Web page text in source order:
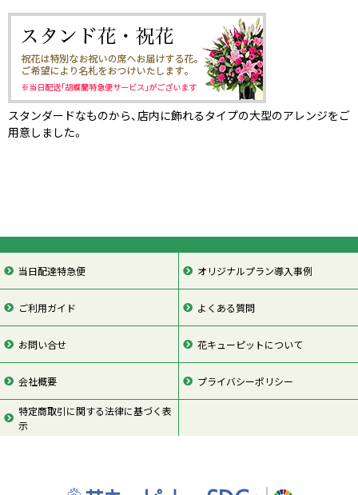
スタンダードなものから、店内に飾れるタイプの大型のアレンジをご
用意しました。
当日配達特急便 オリジナルプラン導入事例
ご利用ガイド よくある質問
お問い合せ 花キューピットについて
会社概要 プライバシーポリシー
特定商取引に関する法律に基づく表
示